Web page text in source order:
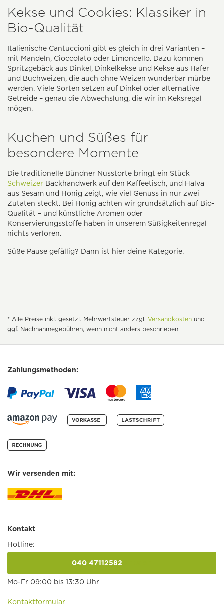
Kekse und Cookies: Klassiker in
Bio-Qualität
Italienische Cantuccioni gibt es gleich in drei Varianten –
mit Mandeln, Cioccolato oder Limoncello. Dazu kommen
Spritzgebäck aus Dinkel, Dinkelkekse und Kekse aus Hafer
und Buchweizen, die auch ohne Weizen wunderbar mürbe
werden. Viele Sorten setzen auf Dinkel oder alternative
Getreide – genau die Abwechslung, die wir im Keksregal
mögen.
Kuchen und Süßes für
besondere Momente
Die traditionelle Bündner Nusstorte bringt ein Stück
Schweizer Backhandwerk auf den Kaffeetisch, und Halva
aus Sesam und Honig zeigt, wie viel Genuss in nur zwei
Zutaten steckt. Bei Honig achten wir grundsätzlich auf Bio-
Qualität – und künstliche Aromen oder
Konservierungsstoffe haben in unserem Süßigkeitenregal
nichts verloren.
Süße Pause gefällig? Dann ist hier deine Kategorie.
* Alle Preise inkl. gesetzl. Mehrwertsteuer zzgl. Versandkosten und
ggf. Nachnahmegebühren, wenn nicht anders beschrieben
Zahlungsmethoden:
Wir versenden mit:
Kontakt
Hotline:
040 47112582
Mo-Fr 09:00 bis 13:30 Uhr
Kontaktformular